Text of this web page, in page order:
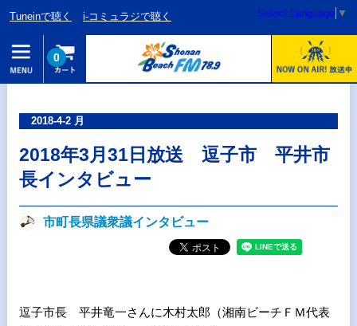
Tuneinで聴く i-コミュラジで聴く Select Language ▼
0
2018-4-2 月
2018年3月31日放送 逗子市 平井市
長インタビュー
市町長県議衆議インタビュー
逗子市長 平井竜一さんに木村太郎（湘南ビーチＦＭ代表